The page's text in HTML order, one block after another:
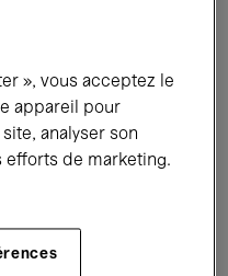
Concerts
Performances
Music
», vous acceptez le
appareil pour
analyser son
efforts de marketing.